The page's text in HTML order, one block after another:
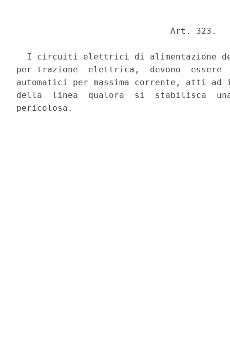
                              Art. 323.
I circuiti elettrici di alimentazione
per trazione  elettrica,  devono
automatici per massima corrente, atti ad
della  linea  qualora  si  stabilisca